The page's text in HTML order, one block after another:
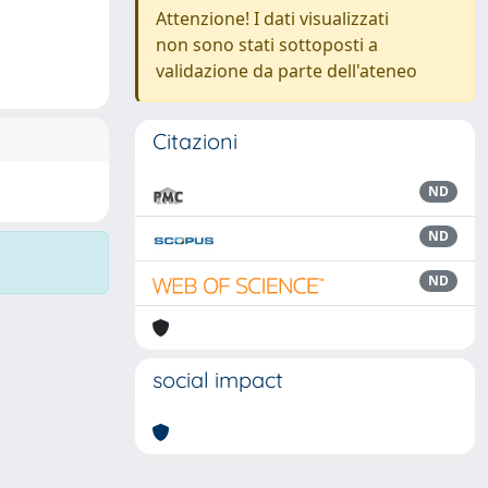
Attenzione! I dati visualizzati
non sono stati sottoposti a
validazione da parte dell'ateneo
Citazioni
ND
ND
ND
social impact